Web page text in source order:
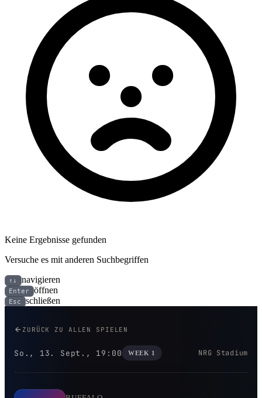
Keine Ergebnisse gefunden
Versuche es mit anderen Suchbegriffen
↑↓ navigieren
Enter öffnen
Esc schließen
ZURÜCK ZU ALLEN SPIELEN
So., 13. Sept., 19:00 WEEK 1 NRG Stadium